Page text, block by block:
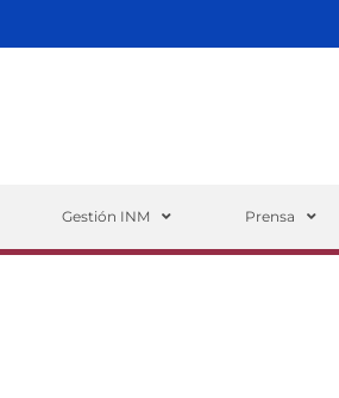
búsqueda
Gestión INM Prensa